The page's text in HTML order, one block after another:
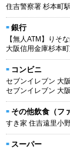
住吉警察署 杉本町
銀行
【無人ATM】りそ
大阪信用金庫杉本
コンビニ
セブンイレブン 大
セブンイレブン 大
その他飲食（フ
すき家 住吉遠里小
スーパー